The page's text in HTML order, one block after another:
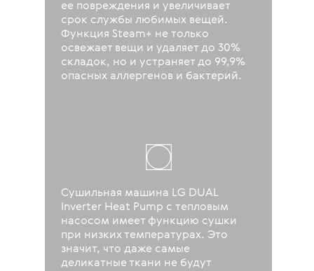
ее повреждения и увеличивает
срок службы любимых вещей.
Функция Steam+ не только
освежает вещи и удаляет до 30%
складок, но и устраняет до 99,9%
опасных аллергенов и бактерий.
Сушильная машина LG DUAL
Inverter Heat Pump с тепловым
насосом имеет функцию сушки
при низких температурах. Это
значит, что даже самые
деликатные ткани не будут